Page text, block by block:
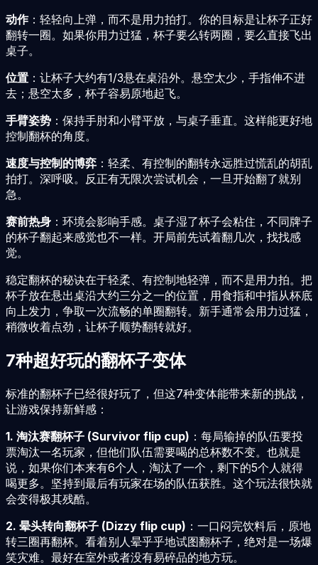
动作：轻轻向上弹，而不是用力拍打。你的目标是让杯子正好
翻转一圈。如果你用力过猛，杯子要么转两圈，要么直接飞出
桌子。
位置 ：让杯子大约有1/3悬在桌沿外。悬空太少，手指伸不进
去；悬空太多，杯子容易原地起飞。
手臂姿势 ：保持手肘和小臂平放，与桌子垂直。这样能更好地
控制翻杯的角度。
速度与控制的博弈 ：轻柔、有控制的翻转永远胜过慌乱的胡乱
拍打。深呼吸。反正有无限次尝试机会，一旦开始翻了就别
急。
赛前热身 ：环境会影响手感。桌子湿了杯子会粘住，不同牌子
的杯子翻起来感觉也不一样。开局前先试着翻几次，找找感
觉。
稳定翻杯的秘诀在于轻柔、有控制地轻弹，而不是用力拍。把
杯子放在悬出桌沿大约三分之一的位置，用食指和中指从杯底
向上发力，争取一次流畅的单圈翻转。新手通常会用力过猛，
稍微收着点劲，让杯子顺势翻转就好。
7种超好玩的翻杯子变体
标准的翻杯子已经很好玩了，但这7种变体能带来新的挑战，
让游戏保持新鲜感：
1. 淘汰赛翻杯子 (Survivor flip cup) ：每局输掉的队伍要投
票淘汰一名玩家，但他们队伍需要喝的总杯数不变。也就是
说，如果你们本来有6个人，淘汰了一个，剩下的5个人就得
喝更多。坚持到最后有玩家在场的队伍获胜。这个玩法很快就
会变得极其残酷。
2. 晕头转向翻杯子 (Dizzy flip cup) ：一口闷完饮料后，原地
转三圈再翻杯。看着别人晕乎乎地试图翻杯子，绝对是一场爆
笑灾难。最好在室外或者没有易碎品的地方玩。